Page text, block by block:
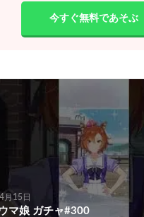
今すぐ無料であそぶ
月15日
マ娘 ガチャ#300